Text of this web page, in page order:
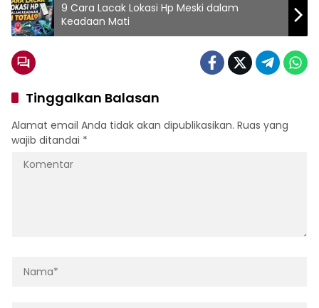
9 Cara Lacak Lokasi Hp Meski dalam
Keadaan Mati
Tinggalkan Balasan
Alamat email Anda tidak akan dipublikasikan. Ruas yang
wajib ditandai *